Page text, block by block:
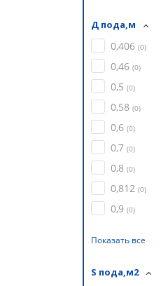
Д пода,м
0,406 (0)
0,46 (0)
0,5 (0)
0,58 (0)
0,6 (0)
0,7 (0)
0,8 (0)
0,812 (0)
0,9 (0)
Показать все
S пода,м2